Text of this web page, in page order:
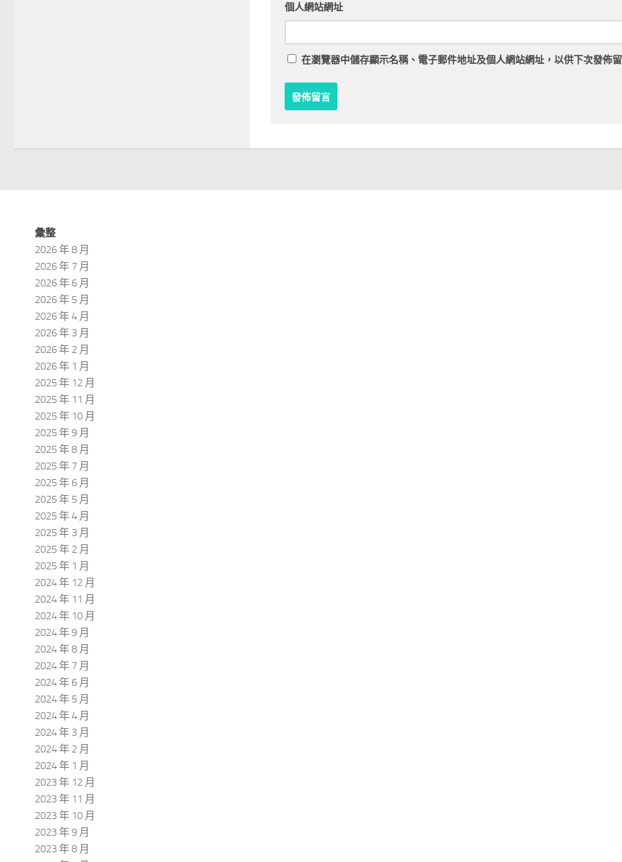
個人網站網址
在瀏覽器中儲存顯示名稱、電子郵件地址及個人網站網址，以供下次發佈
彙整
2026 年 8 月
2026 年 7 月
2026 年 6 月
2026 年 5 月
2026 年 4 月
2026 年 3 月
2026 年 2 月
2026 年 1 月
2025 年 12 月
2025 年 11 月
2025 年 10 月
2025 年 9 月
2025 年 8 月
2025 年 7 月
2025 年 6 月
2025 年 5 月
2025 年 4 月
2025 年 3 月
2025 年 2 月
2025 年 1 月
2024 年 12 月
2024 年 11 月
2024 年 10 月
2024 年 9 月
2024 年 8 月
2024 年 7 月
2024 年 6 月
2024 年 5 月
2024 年 4 月
2024 年 3 月
2024 年 2 月
2024 年 1 月
2023 年 12 月
2023 年 11 月
2023 年 10 月
2023 年 9 月
2023 年 8 月